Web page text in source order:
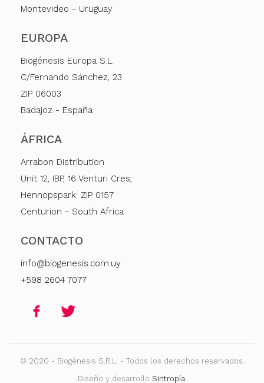
Montevideo - Uruguay
EUROPA
Biogénesis Europa S.L.
C/Fernando Sánchez, 23
ZIP 06003
Badajoz - España
ÁFRICA
Arrabon Distribution
Unit 12, IBP, 16 Venturi Cres,
Hennopspark. ZIP 0157
Centurion - South Africa
CONTACTO
info@biogenesis.com.uy
+598 2604 7077
© 2020 - Biogénesis S.R.L. - Todos los derechos reservados.
Diseño y desarrollo Sintropía